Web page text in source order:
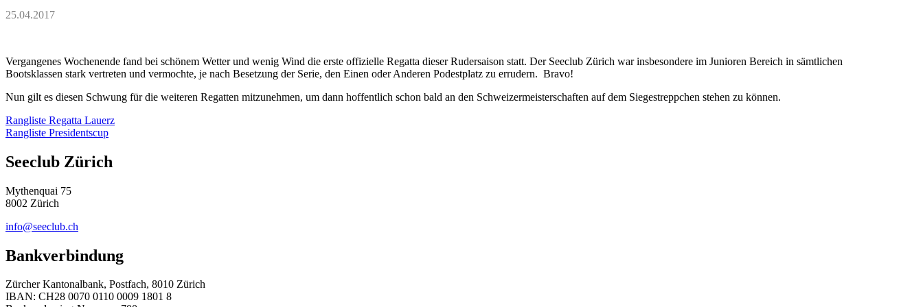
25.04.2017
Vergangenes Wochenende fand bei schönem Wetter und wenig Wind die erste offizielle Regatta dieser Rudersaison statt. Der Seeclub Zürich war insbesondere im Junioren Bereich in sämtlichen
Bootsklassen stark vertreten und vermochte, je nach Besetzung der Serie, den Einen oder Anderen Podestplatz zu errudern. Bravo!
Nun gilt es diesen Schwung für die weiteren Regatten mitzunehmen, um dann hoffentlich schon bald an den Schweizermeisterschaften auf dem Siegestreppchen stehen zu können.
Rangliste Regatta Lauerz
Rangliste Presidentscup
Seeclub Zürich
Mythenquai 75
8002 Zürich
info@seeclub.ch
Bankverbindung
Zürcher Kantonalbank, Postfach, 8010 Zürich
IBAN: CH28 0070 0110 0009 1801 8